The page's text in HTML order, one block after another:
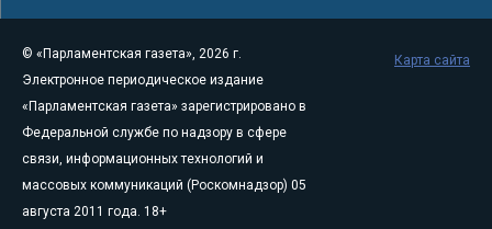
© «Парламентская газета», 2026 г.
Электронное периодическое издание
«Парламентская газета» зарегистрировано в
Федеральной службе по надзору в сфере
связи, информационных технологий и
массовых коммуникаций (Роскомнадзор) 05
августа 2011 года. 18+
Карта сайта